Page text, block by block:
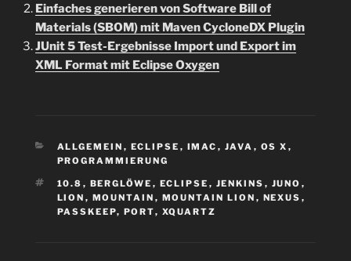
Einfaches generieren von Software Bill of
Materials (SBOM) mit Maven CycloneDX Plugin
JUnit 5 Test-Ergebnisse Import und Export im
XML Format mit Eclipse Oxygen
KATEGORIEN
ALLGEMEIN , ECLIPSE , IMAC , JAVA , OS X ,
PROGRAMMIERUNG
SCHLAGWÖRTER
10.8 , BERGLÖWE , ECLIPSE , JENKINS , JUNO ,
LION , MOUNTAIN , MOUNTAIN LION , NEXUS ,
PASSKEEP, PORT, XQUARTZ